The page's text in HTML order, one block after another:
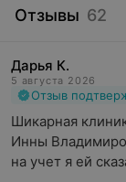
Отзывы 62
Дарья К.
5 августа 2026
Отзыв
Шикарная
Инны
на учет я ей